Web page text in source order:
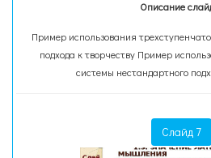
Описание
Пример использования
подхода к творчеству Пример
системы нестандартного
Слайд 7